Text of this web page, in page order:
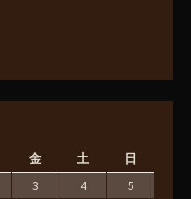
金 土 日
3 4
5